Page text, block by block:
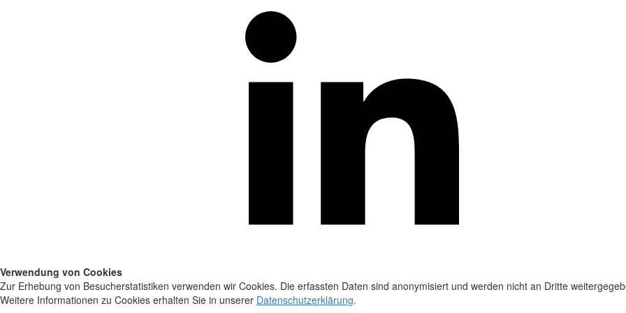
Verwendung von Cookies
Zur Erhebung von Besucherstatistiken verwenden wir Cookies. Die erfassten Daten sind anonymisiert und werden nicht an Dritte
Weitere Informationen zu Cookies erhalten Sie in unserer Datenschutzerklärung.